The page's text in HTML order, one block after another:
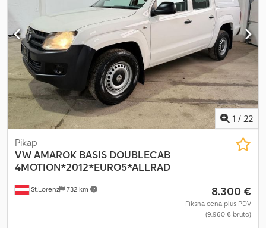
prema StVZO). Set radnih svetala LED 800 lumena (2 napred i 1
nazad). Uređaj za vuču sa klinom i zateznim petljama. Gume
15.0/55-17 AS, 6 rupa, ET -45. Okvir za priključke, Euro-WS,
hidraulična bravica. Lokacija: null Dodpfx Ahjx Evdvs Rjck
1 / 22
St.Lorenz 732 km
Pikap
VWAMAROK BASIS DOUBLECAB
4MOTION*2012*EURO5*ALLRAD
8.300 €
Fiksna cena plus PDV
(9.960 € bruto)